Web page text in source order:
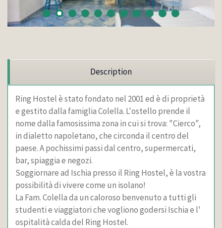
Description
Ring Hostel è stato fondato nel 2001 ed è di proprietà
e gestito dalla famiglia Colella. L'ostello prende il
nome dalla famosissima zona in cui si trova: "Cierco",
in dialetto napoletano, che circonda il centro del
paese. A pochissimi passi dal centro, supermercati,
bar, spiaggia e negozi.
Soggiornare ad Ischia presso il Ring Hostel, è la vostra
possibilità di vivere come un isolano!
La Fam. Colella da un caloroso benvenuto a tutti gli
studenti e viaggiatori che vogliono godersi Ischia e l'
ospitalità calda del Ring Hostel.